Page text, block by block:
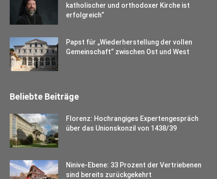
katholischer und orthodoxer Kirche ist
erfolgreich“
Papst für „Wiederherstellung der vollen
Gemeinschaft“ zwischen Ost und West
Beliebte Beiträge
Florenz: Hochrangiges Expertengespräch
über das Unionskonzil von 1438/39
Ninive-Ebene: 33 Prozent der Vertriebenen
sind bereits zurückgekehrt